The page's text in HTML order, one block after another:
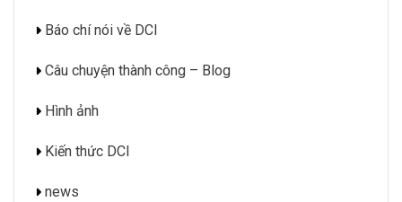
Báo chí nói về DCI
Câu chuyện thành công – Blog
Hình ảnh
Kiến thức DCI
news